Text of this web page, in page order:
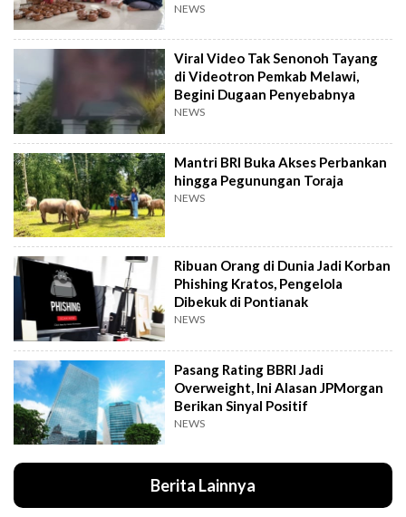
NEWS
Viral Video Tak Senonoh Tayang
di Videotron Pemkab Melawi,
Begini Dugaan Penyebabnya
NEWS
Mantri BRI Buka Akses Perbankan
hingga Pegunungan Toraja
NEWS
Ribuan Orang di Dunia Jadi Korban
Phishing Kratos, Pengelola
Dibekuk di Pontianak
NEWS
Pasang Rating BBRI Jadi
Overweight, Ini Alasan JPMorgan
Berikan Sinyal Positif
NEWS
Berita Lainnya